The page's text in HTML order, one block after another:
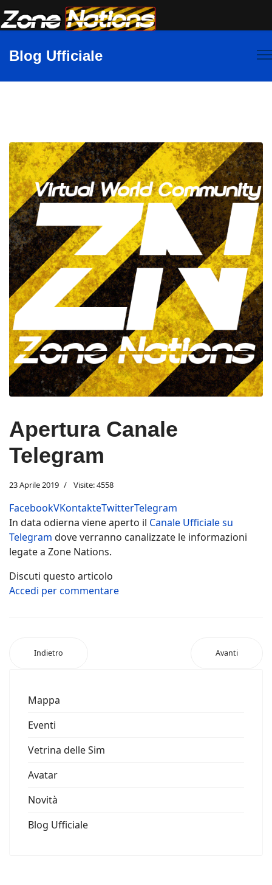
Blog Ufficiale
Apertura Canale
Telegram
23 Aprile 2019 Visite: 4558
FacebookVKontakteTwitterTelegram
In data odierna viene aperto il Canale Ufficiale su
Telegram dove verranno canalizzate le informazioni
legate a Zone Nations.
Discuti questo articolo
Accedi per commentare
Indietro Avanti
Mappa
Eventi
Vetrina delle Sim
Avatar
Novità
Blog Ufficiale